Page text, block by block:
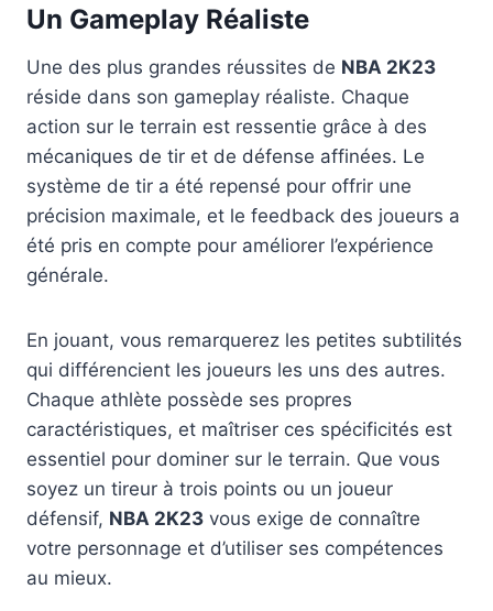
Un Gameplay Réaliste
Une des plus grandes réussites de NBA 2K23
réside dans son gameplay réaliste. Chaque
action sur le terrain est ressentie grâce à des
mécaniques de tir et de défense affinées. Le
système de tir a été repensé pour offrir une
précision maximale, et le feedback des joueurs a
été pris en compte pour améliorer l’expérience
générale.
En jouant, vous remarquerez les petites subtilités
qui différencient les joueurs les uns des autres.
Chaque athlète possède ses propres
caractéristiques, et maîtriser ces spécificités est
essentiel pour dominer sur le terrain. Que vous
soyez un tireur à trois points ou un joueur
défensif, NBA 2K23 vous exige de connaître
votre personnage et d’utiliser ses compétences
au mieux.